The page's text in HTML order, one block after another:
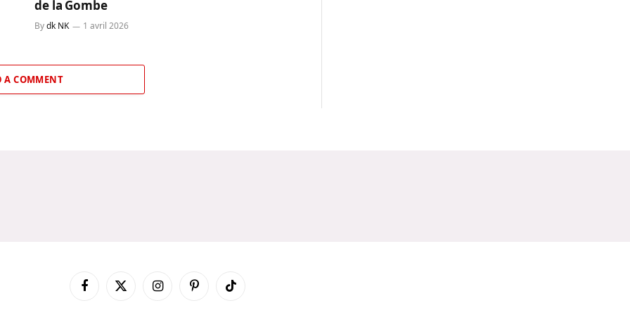
de la Gombe
By dk NK 1 avril 2026
A COMMENT
FacebookX
InstagramPinterestTikTok